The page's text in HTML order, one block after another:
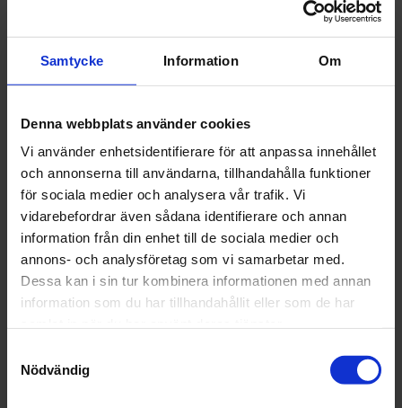
Samtycke Information Om
Denna webbplats använder cookies
Vi använder enhetsidentifierare för att anpassa innehållet
och annonserna till användarna, tillhandahålla funktioner
för sociala medier och analysera vår trafik. Vi
vidarebefordrar även sådana identifierare och annan
information från din enhet till de sociala medier och
annons- och analysföretag som vi samarbetar med.
Dessa kan i sin tur kombinera informationen med annan
information som du har tillhandahållit eller som de har
Nödvändig
Yrkesverksam farmaceut
Chef
Pensionär
Farmaceut med utländsk bakgrund